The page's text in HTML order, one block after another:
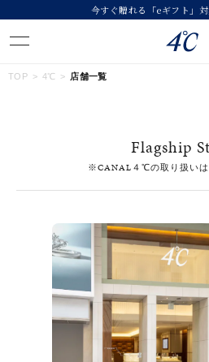
今すぐ贈れる「eギフト」
#ダイヤモンド ネックレス
#ペア
#エタニティ
カテゴリー
TOP 4℃ 店舗一覧
Flagship
※CANAL４℃の取り扱いは